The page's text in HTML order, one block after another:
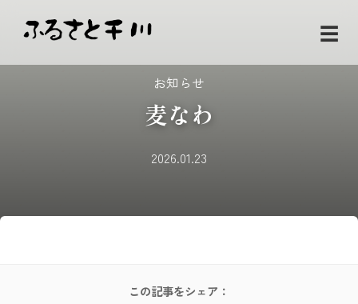
☰
お知らせ
麦なわ
2026.01.23
この記事をシェア：